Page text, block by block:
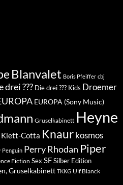
Blanvalet Boris Pfeiffer cbj
drei ??? Die drei ??? Kids Droemer
EUROPA (Sony Music)
Gruselkabinett Heyne
Klett-Cotta Knaur kosmos
Penguin Perry Rhodan Piper
Fiction Sex SFSilber Edition
Gruselkabinett TKKG Ulf Blanck